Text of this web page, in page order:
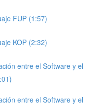
FUP (1:57)
KOP (2:32)
entre el Software y el
entre el Software y el